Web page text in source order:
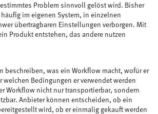
Problem sinnvoll gelöst wird. Bisher
im eigenen System, in einzelnen
übertragbaren Einstellungen verborgen. Mit
Produkt entstehen, das andere nutzen
beschreiben, was ein Workflow macht, wofür er
welchen Bedingungen er verwendet werden
Workflow nicht nur transportierbar, sondern
Anbieter können entscheiden, ob ein
wird, ob er einmalig gekauft werden